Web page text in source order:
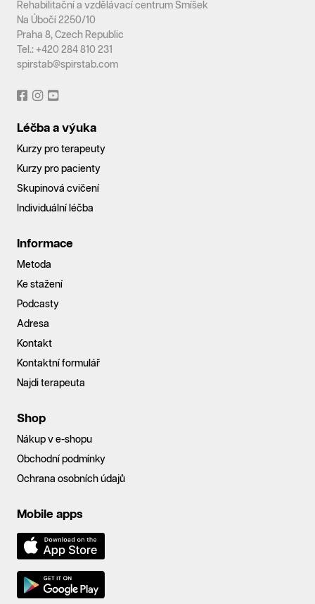
Rehabilitační a vzdělávací centrum Smíšek
Na Úbočí 2250/10
Praha 8, Czech Republic
Tel.: +420 284 810 231
spirstab@spirstab.com
Léčba a výuka
Kurzy pro terapeuty
Kurzy pro pacienty
Skupinová cvičení
Individuální léčba
Informace
Metoda
Ke stažení
Podcasty
Adresa
Kontakt
Kontaktní formulář
Najdi terapeuta
Shop
Nákup v e-shopu
Obchodní podmínky
Ochrana osobních údajů
Mobile apps